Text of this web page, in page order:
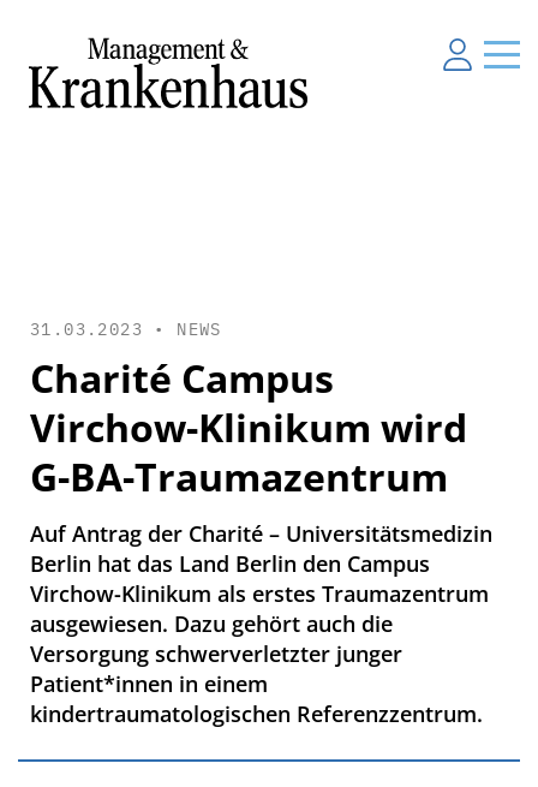
31.03.2023 • NEWS
Charité Campus
Virchow-Klinikum wird
G-BA-Traumazentrum
Auf Antrag der Charité – Universitätsmedizin
Berlin hat das Land Berlin den Campus
Virchow-Klinikum als erstes Traumazentrum
ausgewiesen. Dazu gehört auch die
Versorgung schwerverletzter junger
Patient*innen in einem
kindertraumatologischen Referenzzentrum.